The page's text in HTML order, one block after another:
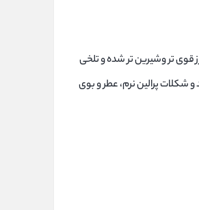
قوی تر وشیرین تر شده و تلخی
پرالین نرم، عطر و بوی